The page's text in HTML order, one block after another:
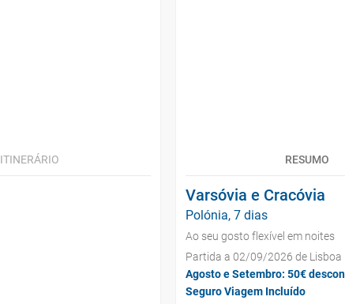
ITINERÁRIO RESUMO
Varsóvia e Cracóvia
Polónia, 7 dias
Ao seu gosto flexível em noites
Partida a 02/09/2026 de Lisboa
Agosto e Setembro: 50€
Seguro Viagem Incluído